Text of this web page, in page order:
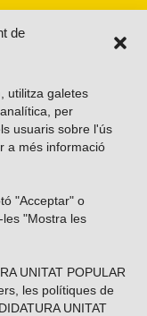
de
utilitza galetes
per
usuaris sobre l'ús
a més informació
"Acceptar" o
"Mostra les
UNITAT POPULAR
les polítiques de
UNITAT
butlletí?